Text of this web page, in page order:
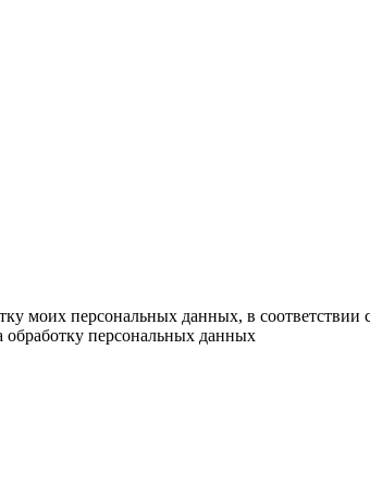
моих персональных данных, в
персональных данных